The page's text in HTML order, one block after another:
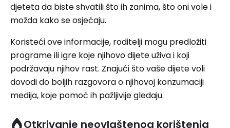
djeteta da biste shvatili što ih zanima, što oni vole i
možda kako se osjećaju.
Koristeći ove informacije, roditelji mogu predložiti
programe ili igre koje njihovo dijete uživa i koji
podržavaju njihov rast. Znajući što vaše dijete voli
dovodi do boljih razgovora o njihovoj konzumaciji
medija, koje pomoć ih pažljivije gledaju.
Otkrivanje neovlaštenog korištenja